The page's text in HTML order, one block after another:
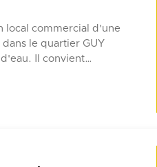
local commercial d'une
le quartier GUY
Il convient